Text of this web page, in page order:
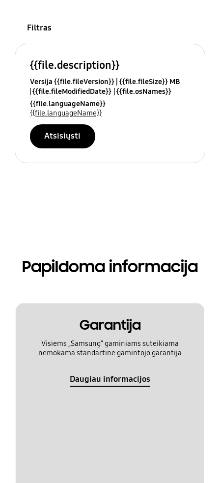
Filtras
{{file.description}}
Versija {{file.fileVersion}} {{file.fileSize}} MB
{{file.fileModifiedDate}} {{file.osNames}}
{{file.languageName}}
{{file.languageName}}
Atsisiųsti
Papildoma informacija
Garantija
Visiems „Samsung“ gaminiams suteikiama
nemokama standartinė gamintojo garantija
Daugiau informacijos